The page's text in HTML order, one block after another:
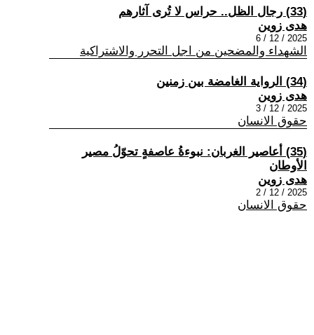
(33) رجال الظل.. حراس لا تُرى آثارهم
هدى زوين
2025 / 12 / 6
الشهداء والمضحين من اجل التحرر والاشتراكية
(34) الرواية الغامضة بين زمنين
هدى زوين
2025 / 12 / 3
حقوق الانسان
(35) أعاصير الغربان: نبوءةُ عاصفةٍ تحوّلُ مصير
الأوطان
هدى زوين
2025 / 12 / 2
حقوق الانسان